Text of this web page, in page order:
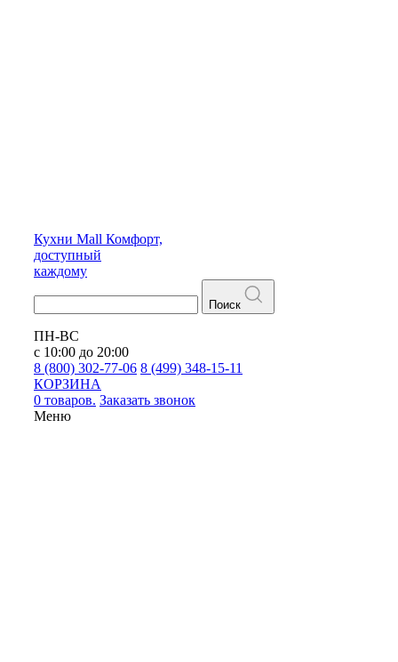
Кухни Mall Комфорт,
доступный
каждому
Поиск
ПН-ВС
с 10:00 до 20:00
8 (800) 302-77-06 8 (499) 348-15-11
КОРЗИНА
0 товаров. Заказать звонок
Меню